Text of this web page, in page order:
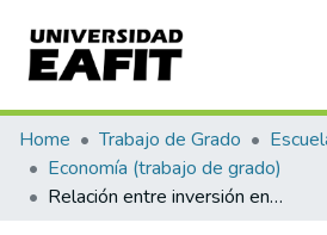
Communities & Collections
All of DSpace
Home Trabajo de Grado
Economía (trabajo de grado)
Relación entre inversión en infraestructura de transporte y desarrollo económico